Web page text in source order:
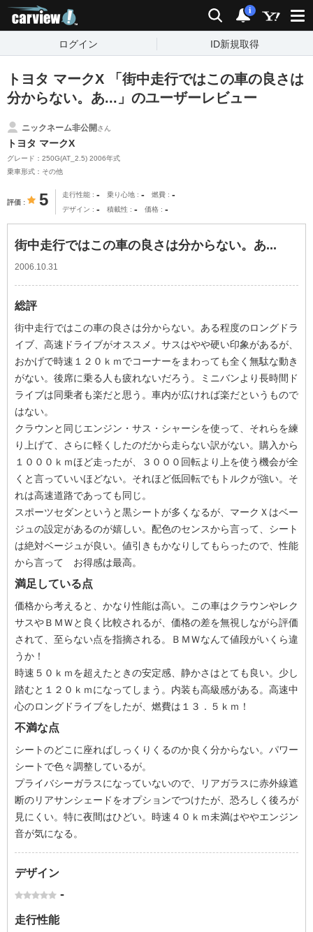
検索 通知
i
ログイン ID新規取得
トヨタ マークX 「街中走行ではこの車の良さは
分からない。あ...」のユーザーレビュー
ニックネーム非公開さん
トヨタ マークX
グレード：250G(AT_2.5) 2006年式
乗車形式：その他
評価 5 走行性能 - 乗り心地 - 燃費 -
デザイン - 積載性 - 価格 -
街中走行ではこの車の良さは分からない。あ...
2006.10.31
総評
街中走行ではこの車の良さは分からない。ある程度のロングドラ
イブ、高速ドライブがオススメ。サスはやや硬い印象があるが、
おかげで時速１２０ｋｍでコーナーをまわっても全く無駄な動き
がない。後席に乗る人も疲れないだろう。ミニバンより長時間ド
ライブは同乗者も楽だと思う。車内が広ければ楽だというもので
はない。
クラウンと同じエンジン・サス・シャーシを使って、それらを練
り上げて、さらに軽くしたのだから走らない訳がない。購入から
１０００ｋｍほど走ったが、３０００回転より上を使う機会が全
くと言っていいほどない。それほど低回転でもトルクが強い。そ
れは高速道路であっても同じ。
スポーツセダンというと黒シートが多くなるが、マークＸはベー
ジュの設定があるのが嬉しい。配色のセンスから言って、シート
は絶対ベージュが良い。値引きもかなりしてもらったので、性能
から言って お得感は最高。
満足している点
価格から考えると、かなり性能は高い。この車はクラウンやレク
サスやＢＭＷと良く比較されるが、価格の差を無視しながら評価
されて、至らない点を指摘される。ＢＭＷなんて値段がいくら違
うか！
時速５０ｋｍを超えたときの安定感、静かさはとても良い。少し
踏むと１２０ｋｍになってしまう。内装も高級感がある。高速中
心のロングドライブをしたが、燃費は１３．５ｋｍ！
不満な点
シートのどこに座ればしっくりくるのか良く分からない。パワー
シートで色々調整しているが。
プライバシーガラスになっていないので、リアガラスに赤外線遮
断のリアサンシェードをオプションでつけたが、恐ろしく後ろが
見にくい。特に夜間はひどい。時速４０ｋｍ未満はややエンジン
音が気になる。
デザイン
-
走行性能